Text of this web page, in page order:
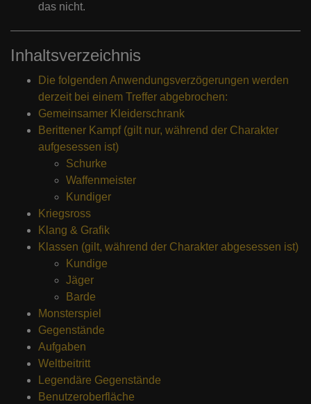
das nicht.
Inhaltsverzeichnis
Die folgenden Anwendungsverzögerungen werden
derzeit bei einem Treffer abgebrochen:
Gemeinsamer Kleiderschrank
Berittener Kampf (gilt nur, während der Charakter
aufgesessen ist)
Schurke
Waffenmeister
Kundiger
Kriegsross
Klang & Grafik
Klassen (gilt, während der Charakter abgesessen ist)
Kundige
Jäger
Barde
Monsterspiel
Gegenstände
Aufgaben
Weltbeitritt
Legendäre Gegenstände
Benutzeroberfläche